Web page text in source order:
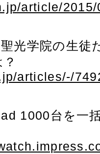
article/
光学院の生徒
articles/-/
1000台を一